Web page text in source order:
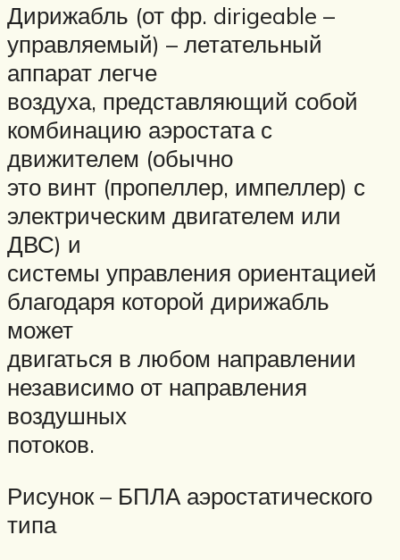
Дирижабль (от фр. dirigeable –
управляемый) – летательный
аппарат легче
воздуха, представляющий собой
комбинацию аэростата с
движителем (обычно
это винт (пропеллер, импеллер) с
электрическим двигателем или
ДВС) и
системы управления ориентацией
благодаря которой дирижабль
может
двигаться в любом направлении
независимо от направления
воздушных
потоков.
Рисунок – БПЛА аэростатического
типа